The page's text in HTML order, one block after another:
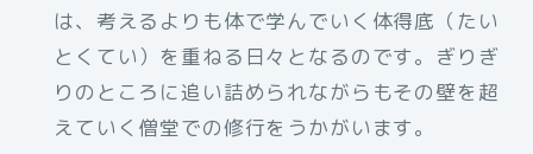
は、考えるよりも体で学んでいく体得底（たい
とくてい）を重ねる日々となるのです。ぎりぎ
りのところに追い詰められながらもその壁を超
えていく僧堂での修行をうかがいます。